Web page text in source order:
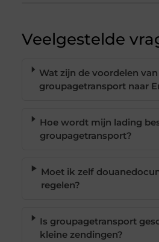
Veelgestelde
Wat zijn de voordelen van
groupagetransport naar
Hoe wordt mijn lading
groupagetransport?
Moet ik zelf
regelen?
Is groupagetransport
kleine zendingen?